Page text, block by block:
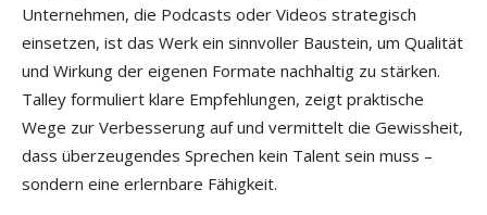
Unternehmen, die Podcasts oder Videos strategisch
einsetzen, ist das Werk ein sinnvoller Baustein, um Qualität
und Wirkung der eigenen Formate nachhaltig zu stärken.
Talley formuliert klare Empfehlungen, zeigt praktische
Wege zur Verbesserung auf und vermittelt die Gewissheit,
dass überzeugendes Sprechen kein Talent sein muss –
sondern eine erlernbare Fähigkeit.